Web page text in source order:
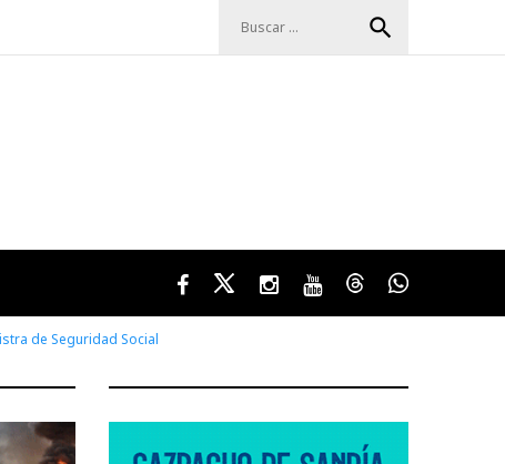
search
FacebookTwitterInstagramYoutubeThreadsWhatsApp
de Seguridad Social